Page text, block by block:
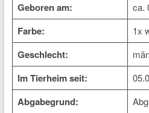
Geboren am: ca.
Farbe: 1x
Geschlecht:
Im Tierheim seit:
Abgabegrund: